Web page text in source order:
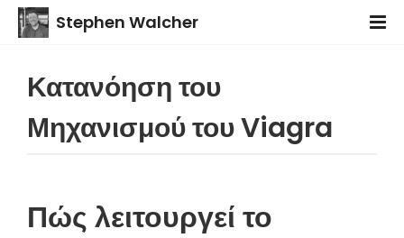
Stephen Walcher
Κατανόηση του
Μηχανισμού του Viagra
Πώς λειτουργεί το